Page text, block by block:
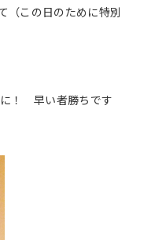
（この日のために特別
！ 早い者勝ちです